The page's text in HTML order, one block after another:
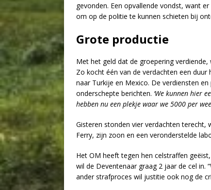
gevonden. Een opvallende vondst, want
om op de politie te kunnen schieten bij
Grote productie
Met het geld dat de groepering
Zo kocht één van de verdachten een
naar Turkije en Mexico. De verdiensten
onderschepte berichten. ‘We kunnen hier
hebben nu een plekje waar we 5000 per
Gisteren stonden vier verdachten terecht,
Ferry, zijn zoon en een veronderstelde
Het OM heeft tegen hen celstraffen
wil de Deventenaar graag 2 jaar de cel in.
ander strafproces wil justitie ook nog de